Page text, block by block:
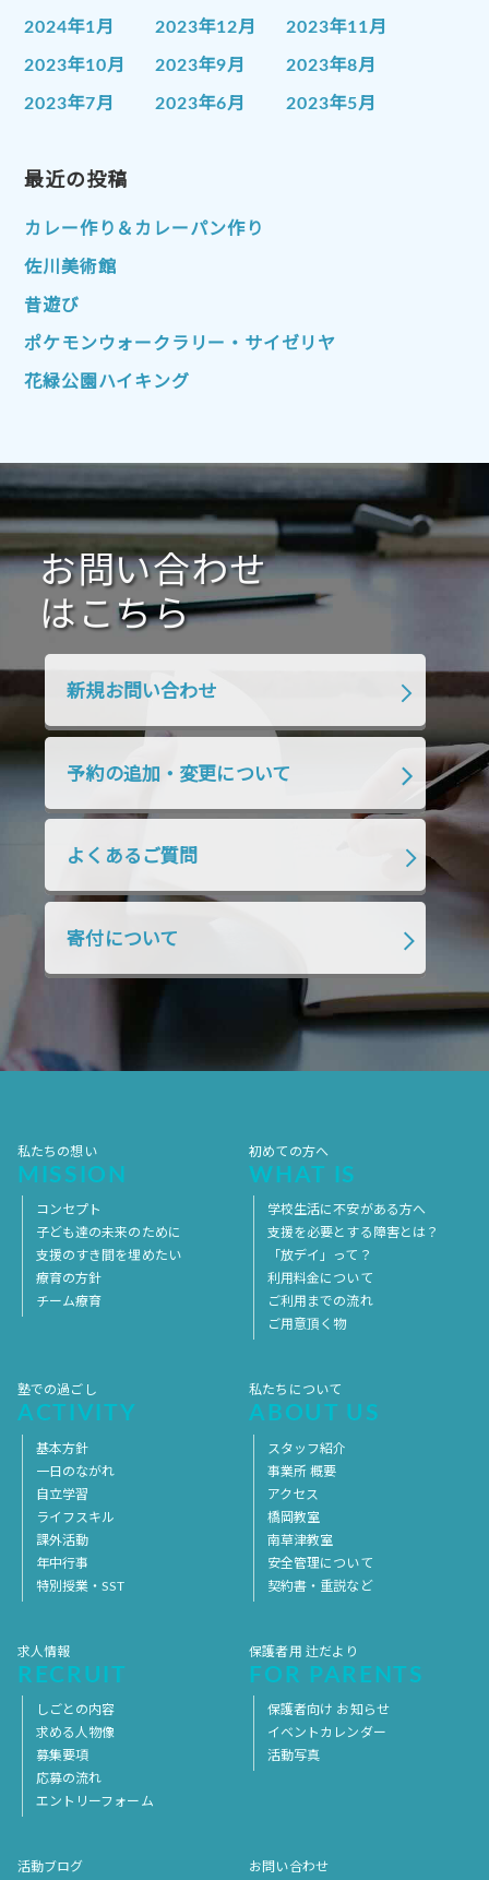
2024年1月 2023年12月 2023年11月
2023年10月 2023年9月 2023年8月
2023年7月 2023年6月 2023年5月
2023年1月
2022年10月 2022年9月
2022年7月
2022年4月
2022年1月 2021年12月 2021年11月
2021年10月 2021年9月
2021年1月 2020年12月 2020年11月
2020年10月 2020年9月 2020年8月
2020年7月 2020年6月 2020年5月
2020年4月 2020年3月 2020年2月
2019年10月 2019年9月
2019年4月
2018年7月 2018年6月
2018年4月 2018年3月 2018年2月
2018年1月 2017年12月
2017年10月 2017年9月 2017年8月
2017年5月
2017年4月
最近の投稿
カレー作り＆カレーパン作り
佐川美術館
昔遊び
ポケモンウォークラリー・サイゼリヤ
花緑公園ハイキング
お問い合わせ
はこちら
新規お問い合わせ
予約の追加・変更について
よくあるご質問
寄付について
私たちの想い
MISSION
コンセプト
子ども達の未来のために
支援のすき間を埋めたい
療育の方針
チーム療育
初めての方へ
WHAT IS
学校生活に不安がある方へ
支援を必要とする障害とは？
「放デイ」って？
利用料金について
ご利用までの流れ
ご用意頂く物
塾での過ごし
ACTIVITY
基本方針
一日のながれ
自立学習
ライフスキル
課外活動
年中行事
特別授業・SST
私たちについて
ABOUT US
スタッフ紹介
事業所 概要
アクセス
橋岡教室
南草津教室
安全管理について
契約書・重説など
求人情報
RECRUIT
しごとの内容
求める人物像
募集要項
応募の流れ
エントリーフォーム
保護者用 辻だより
FOR PARENTS
保護者向け お知らせ
イベントカレンダー
活動写真
活動ブログ お問い合わせ